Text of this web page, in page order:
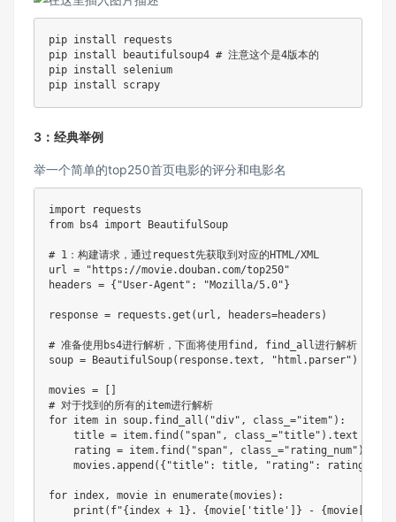
pip install requests
pip install beautifulsoup4 # 注意这个是4版本的
pip install selenium
pip install
3：经典举例
举一个简单的top250首页电影的评分和电影名
import
from bs4 import BeautifulSoup
# 1：构建请求，通过request先获取到对应的HTML/XML
url =
"https://movie.douban.com/top250"
headers = { "User-Agent" : "Mozilla/5.0" }
response = requests .get ( url , headers=headers )
# 准备使用bs4进行解析，下面将使用find, find_all进行解析
soup = BeautifulSoup( response.text , "html.parser" )
movies =
# 对于找到的所有的item进行解析
for item in soup. find_all ( "div" , class_ ="item" ) :
    title
= item. find ( "span" , class_ ="title" ) .text
    rating
= item. find ( "span" , class_ ="rating_num" )
    movies
.append ( { "title" : title, "rating" : rating
for index, movie in enumerate(movies ) :
print ( f"{ index + 1} . {movie 'title' } - {movie